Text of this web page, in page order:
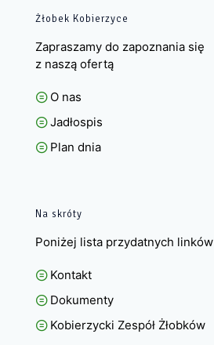
Żłobek Kobierzyce
Zapraszamy do zapoznania się
z naszą ofertą
O nas
Jadłospis
Plan dnia
Na skróty
Poniżej lista przydatnych linków
Kontakt
Dokumenty
Kobierzycki Zespół Żłobków